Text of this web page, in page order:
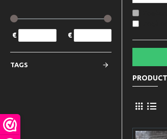
€ €
TAGS